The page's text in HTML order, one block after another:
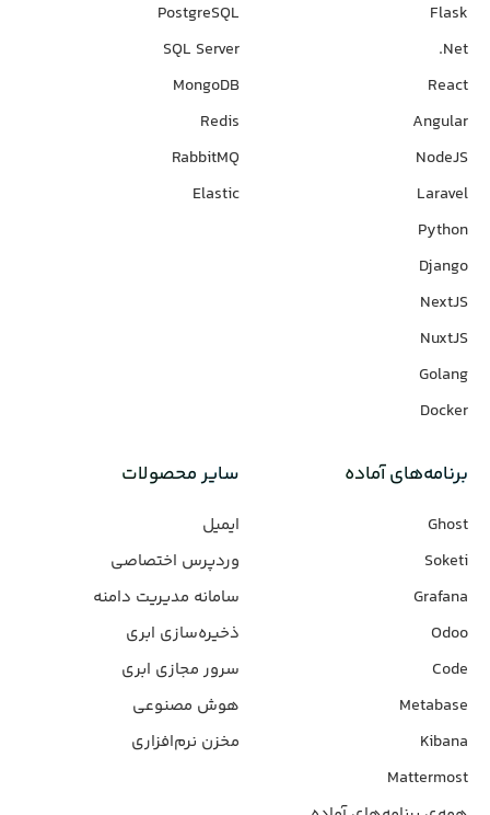
Flask
Net.
React
Angular
NodeJS
Laravel
Python
Django
NextJS
NuxtJS
Golang
Docker
PostgreSQL
SQL Server
MongoDB
Redis
RabbitMQ
Elastic
برنامه‌های‌ آماده
Ghost
Soketi
Grafana
Odoo
Code
Metabase
Kibana
Mattermost
سایر محصولات
ایمیل
وردپرس‌ اختصاصی
سامانه مدیریت دامنه
ذخیره‌سازی ابری
سرور مجازی ابری
هوش مصنوعی
مخزن نرم‌افزاری